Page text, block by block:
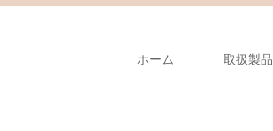
ホーム 取扱製品